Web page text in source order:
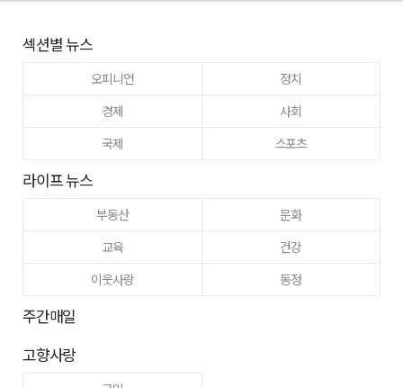
섹션별 뉴스
오피니언
정치
경제
사회
국제
스포츠
라이프 뉴스
부동산
문화
교육
건강
이웃사랑
동정
주간매일
고향사랑